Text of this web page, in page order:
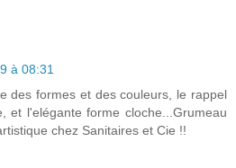
à 08:31
des formes et des couleurs, le rappel
et l'elégante forme cloche...Grumeau
chez Sanitaires et Cie !!